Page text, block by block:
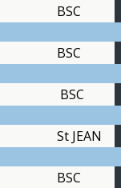
BSC
BSC
BSC
St JEAN
BSC